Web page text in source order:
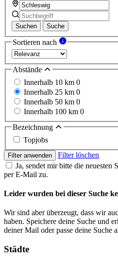
Suchen Suche
Sortieren nach
Abstände
Innerhalb 10 km 0
Innerhalb 25 km 0
Innerhalb 50 km 0
Innerhalb 100 km 0
Bezeichnung
Topjobs
Filter anwenden
Filter löschen
Ja, sendet mir bitte die neuesten
per E-Mail zu.
Leider wurden bei dieser Suche
Wir sind aber überzeugt, dass wir
haben. Speichere deine Suche und
deiner Mail oder passe deine Suche
Städte